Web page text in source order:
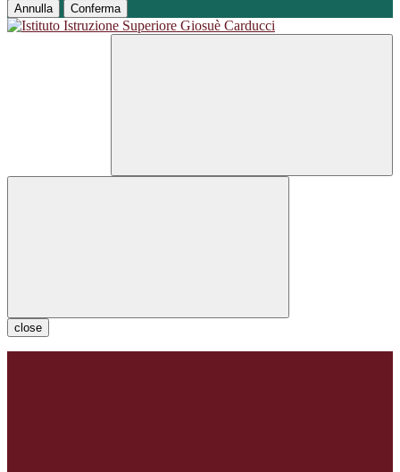
Annulla Conferma
close